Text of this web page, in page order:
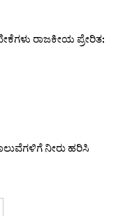
ರಾಜಕೀಯ ಪ್ರೇರಿತ:
ನೀರು ಹರಿಸಿ